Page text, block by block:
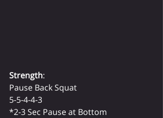
Strength:
Pause Back Squat
5-5-4-4-3
*2-3 Sec Pause at Bottom